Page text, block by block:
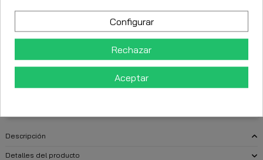
FECHA ESTIMADA DE ENTREGA:
CttExpress 24/48h -Lunes 10 Agosto, 2026
Descripción
Detalles del producto
Configurar
Rechazar
Aceptar